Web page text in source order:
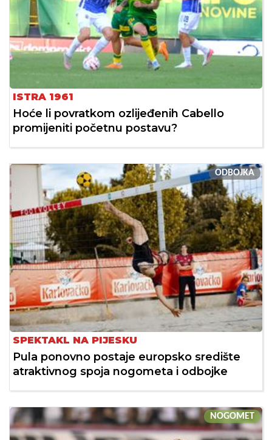
ISTRA 1961
Hoće li povratkom ozlijeđenih Cabello
promijeniti početnu postavu?
ODBOJKA
SPEKTAKL NA PIJESKU
Pula ponovno postaje europsko središte
atraktivnog spoja nogometa i odbojke
NOGOMET